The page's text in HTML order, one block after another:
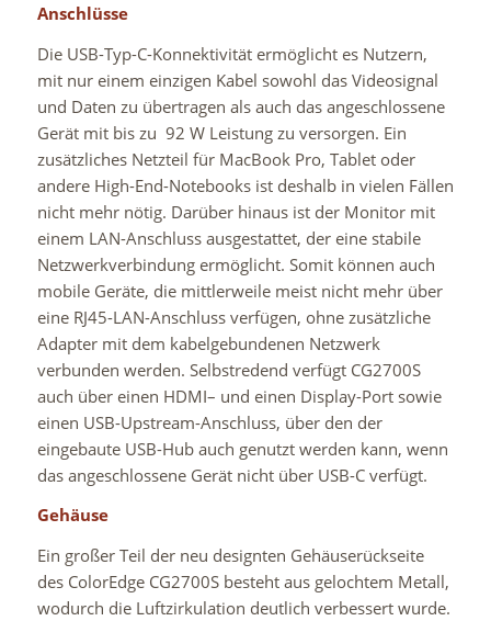
Anschlüsse
Die USB-Typ-C-Konnektivität ermöglicht es Nutzern,
mit nur einem einzigen Kabel sowohl das Videosignal
und Daten zu übertragen als auch das angeschlossene
Gerät mit bis zu 92 W Leistung zu versorgen. Ein
zusätzliches Netzteil für MacBook Pro, Tablet oder
andere High-End-Notebooks ist deshalb in vielen Fällen
nicht mehr nötig. Darüber hinaus ist der Monitor mit
einem LAN-Anschluss ausgestattet, der eine stabile
Netzwerkverbindung ermöglicht. Somit können auch
mobile Geräte, die mittlerweile meist nicht mehr über
eine RJ45-LAN-Anschluss verfügen, ohne zusätzliche
Adapter mit dem kabelgebundenen Netzwerk
verbunden werden. Selbstredend verfügt CG2700S
auch über einen HDMI– und einen Display-Port sowie
einen USB-Upstream-Anschluss, über den der
eingebaute USB-Hubauch genutzt werden kann, wenn
das angeschlossene Gerät nicht über USB-C verfügt.
Gehäuse
Ein großer Teil der neu designten Gehäuserückseite
des ColorEdge CG2700S besteht aus gelochtem Metall,
wodurch die Luftzirkulation deutlich verbessert wurde.